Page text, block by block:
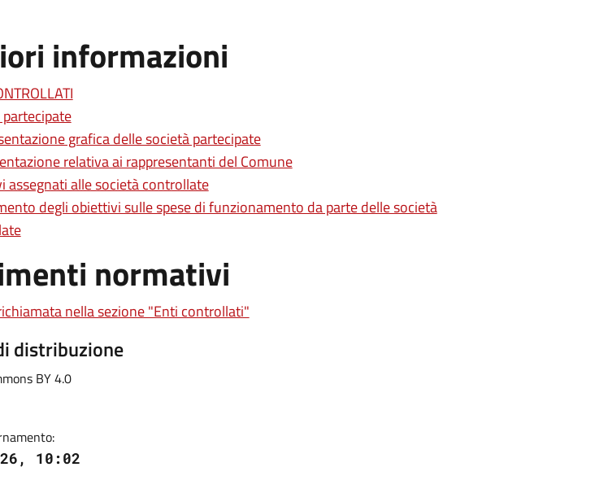
informazioni
grafica delle società partecipate
relativa ai rappresentanti del Comune
assegnati alle società controllate
degli obiettivi sulle spese di funzionamento da parte delle società
normativi
nella sezione "Enti controllati"
distribuzione
BY 4.0
10:02